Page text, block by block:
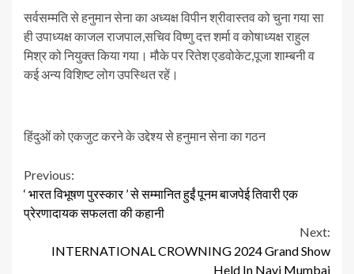
सर्वसम्मति से हनुमान सेना का अध्यक्ष विपीन श्रीवास्तव को चुना गया सा
ही उपाध्यक्ष काजल राजपाल,सचिव विष्णु दत्त शर्मा व कोषाध्यक्ष राहुल
मिश्र को नियुक्त किया गया। मौके पर रितेश एडवोकेट,पूजा शाम्बनी व
कई अन्य विशिष्ट लोग उपस्थित रहें।
हिंदुओं को एकजुट करने के उद्देश्य से हनुमान सेना का गठन
Continue
Reading
Previous:
‘ भारत विभूषण पुरस्कार ’ से सम्मानित हुईं पूनम बाजपेई तिवारी एक
प्रेरणादायक सफलता की कहानी
Next:
INTERNATIONAL CROWNING 2024 Grand Show
Held In Navi Mumbai